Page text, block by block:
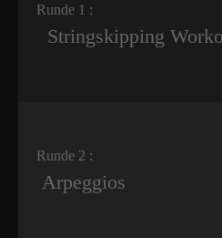
Runde 1 :
Stringskipping
Runde 2 :
Arpeggios